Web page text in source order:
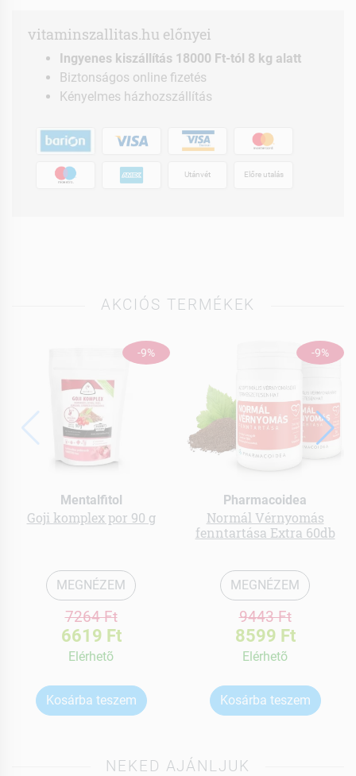
vitaminszallitas.hu előnyei
Ingyenes kiszállítás 18000 Ft-tól 8 kg alatt
Biztonságos online fizetés
Kényelmes házhozszállítás
Utánvét Előre utalás
AKCIÓS TERMÉKEK
-9%
Mentalfitol
Goji komplex por 90 g
MEGNÉZEM
7264 Ft
6619 Ft
Elérhetõ
Kosárba teszem
-9%
Pharmacoidea
Normál Vérnyomás
fenntartása Extra 60db
MEGNÉZEM
9443 Ft
8599 Ft
Elérhetõ
Kosárba teszem
NEKED AJÁNLJUK